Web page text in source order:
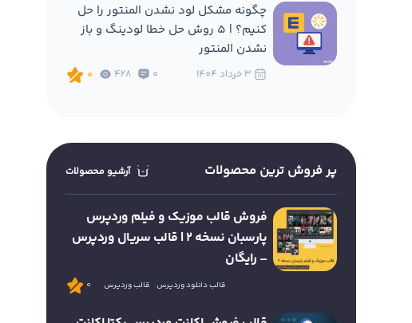
چگونه مشکل لود نشدن المنتور را حل
کنیم؟ | 5 روش حل خطا لودینگ و باز
نشدن المنتور
0
428
0
پر فروش ترین محصولات آرشیو محصولات
فروش قالب موزیک و فیلم وردپرس
پارسبان نسخه 2 | قالب سریال وردپرس
– رایگان
قالب دانلود وردپرس قالب وردپرس 0